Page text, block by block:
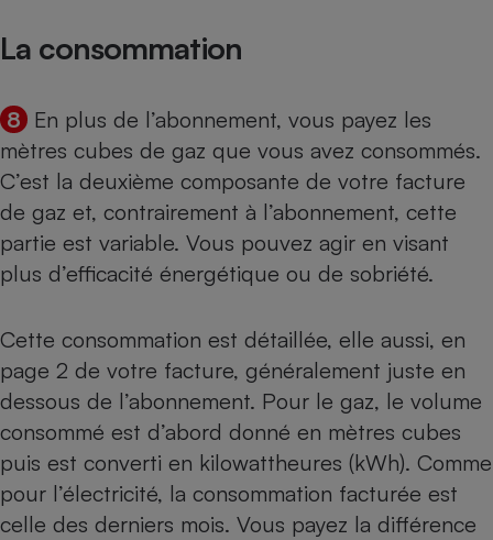
La consommation
8 En plus de l’abonnement, vous payez les
mètres cubes de gaz que vous avez consommés.
C’est la deuxième composante de votre facture
de gaz et, contrairement à l’abonnement, cette
partie est variable. Vous pouvez agir en visant
plus d’efficacité énergétique ou de sobriété.
Cette consommation est détaillée, elle aussi, en
page 2 de votre facture, généralement juste en
dessous de l’abonnement. Pour le gaz, le volume
consommé est d’abord donné en mètres cubes
puis est converti en kilowattheures (kWh). Comme
pour l’électricité, la consommation facturée est
celle des derniers mois. Vous payez la différence